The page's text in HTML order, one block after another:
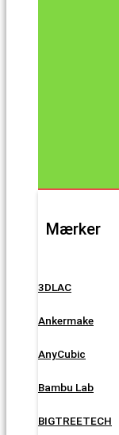
Mærker
3DLAC
Ankermake
AnyCubic
Bambu Lab
BIGTREETECH